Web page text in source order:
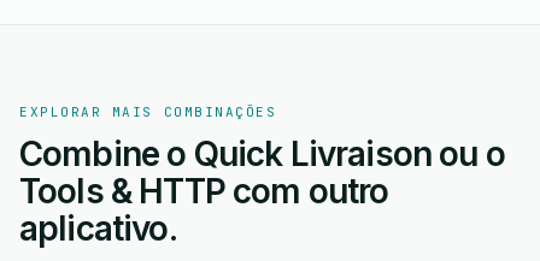
EXPLORAR MAIS COMBINAÇÕES
Combine o Quick Livraison ou o
Tools & HTTP com outro
aplicativo.